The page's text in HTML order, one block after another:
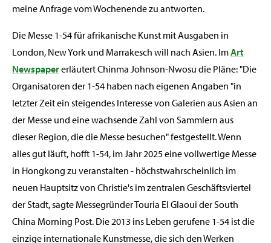
meine Anfrage vom Wochenende zu antworten.
Die Messe 1-54 für afrikanische Kunst mit Ausgaben in
London, New York und Marrakesch will nach Asien. ImArt
Newspapererläutert Chinma Johnson-Nwosu die Pläne: "Die
Organisatoren der 1-54 haben nach eigenen Angaben "in
letzter Zeit ein steigendes Interesse von Galerien aus Asien an
der Messe und eine wachsende Zahl von Sammlern aus
dieser Region, die die Messe besuchen" festgestellt. Wenn
alles gut läuft, hofft 1-54, im Jahr 2025 eine vollwertige Messe
in Hongkong zu veranstalten - höchstwahrscheinlich im
neuen Hauptsitz von Christie's im zentralen Geschäftsviertel
der Stadt, sagte Messegründer Touria El Glaoui der South
China Morning Post. Die 2013 ins Leben gerufene 1-54 ist die
einzige internationale Kunstmesse, die sich den Werken